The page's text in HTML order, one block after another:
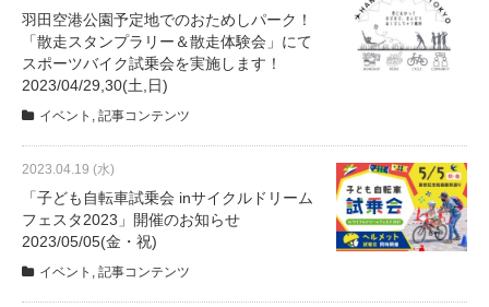
メディア
求人情報
法人様
法人様向け割引
羽田空港公園予定地でのおためしパーク！
「散走スタンプラリー＆散走体験会」にて
スポーツバイク試乗会を実施します！
2023/04/29,30(土,日)
イベント 記事コンテンツ
2023.04.19 (水)
「子ども自転車試乗会 inサイクルドリーム
フェスタ2023」開催のお知らせ
2023/05/05(金・祝)
イベント 記事コンテンツ